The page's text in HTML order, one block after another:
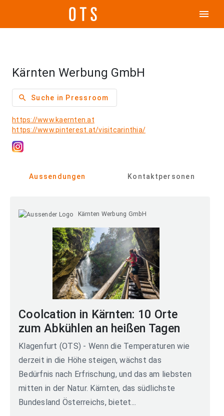
menu
Kärnten Werbung GmbH
search Suche in Pressroom
https://www.kaernten.at
https://www.pinterest.at/visitcarinthia/
Aussendungen Kontaktpersonen
Kärnten Werbung GmbH
Coolcation in Kärnten: 10 Orte
zum Abkühlen an heißen Tagen
Klagenfurt (OTS) - Wenn die Temperaturen wie
derzeit in die Höhe steigen, wächst das
Bedürfnis nach Erfrischung, und das am liebsten
mitten in der Natur. Kärnten, das südlichste
Bundesland Österreichs, bietet...